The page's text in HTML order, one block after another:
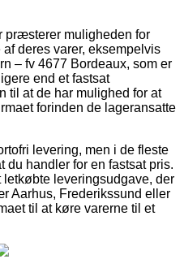
præsterer muligheden for
deres varer, eksempelvis
– fv 4677 Bordeaux, som er
end et fastsat
til at de har mulighed for at
forinden de lageransatte
levering, men i de fleste
handler for en fastsat pris.
letkøbte leveringsudgave, der
Aarhus, Frederikssund eller
til at køre varerne til et